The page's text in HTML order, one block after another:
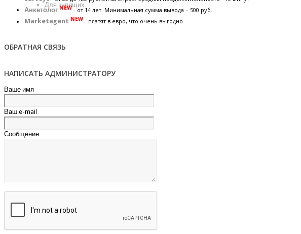
Для курящих
Анкетолог NEW - от 14 лет. Минимальная сумма вывода – 500 руб.
Marketagent NEW - платят в евро, что очень выгодно
ОБРАТНАЯ СВЯЗЬ
НАПИСАТЬ АДМИНИСТРАТОРУ
Ваше имя
Ваш e-mail
Сообщение